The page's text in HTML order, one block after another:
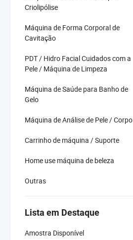
Criolipólise
Máquina de Forma Corporal de
Cavitação
PDT / Hidro Facial Cuidados com a
Pele / Máquina de Limpeza
Máquina de Saúde para Banho de
Gelo
Máquina de Análise de Pele / Corpo
Carrinho de máquina / Suporte
Home use máquina de beleza
Outras
Lista em Destaque
Amostra Disponível